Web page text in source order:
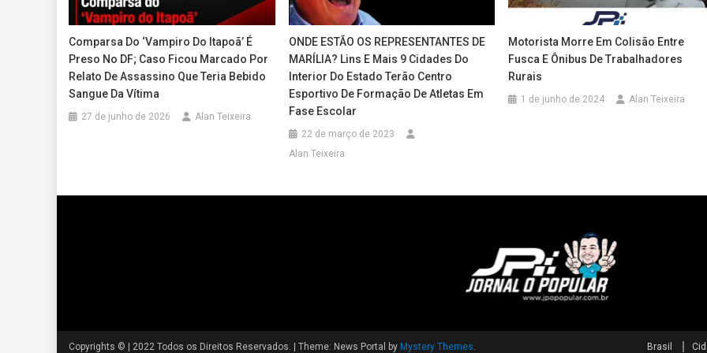
Comparsa Do ‘Vampiro Do Itapoã’ É
Preso No DF; Caso Ficou Marcado Por
Relato De Assassino Que Teria Bebido
Sangue Da Vítima
27 de junho de 2026 Alan Teixeira
ONDE ESTÃO OS REPRESENTANTES DE
MARÍLIA? Lins E Mais 9 Cidades Do
Interior Do Estado Terão Centro
Esportivo De Formação De Atletas Em
Fase Escolar
22 de março de 2023
Alan Teixeira
Motorista Morre Em Colisão Entre
Fusca E Ônibus De Trabalhadores
Rurais
1 de junho de 2024 Alan Teixeira
Copyrights © | 2022 Todos os Direitos Reservados. Theme: News Portal by Mystery Themes. Brasil